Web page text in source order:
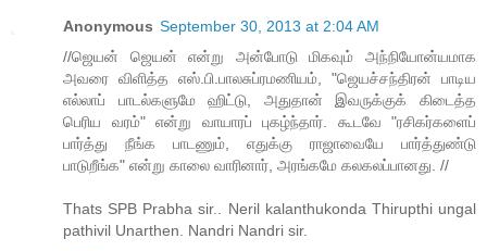
Anonymous September 30, 2013 at 2:04 AM
//ஜெயன் ஜெயன் என்று அன்போடு மிகவும் அந்நியோன்யமாக
அவரை விளித்த எஸ்.பி.பாலசுப்ரமணியம், "ஜெயச்சந்திரன் பாடிய
எல்லாப் பாடல்களுமே ஹிட்டு, அதுதான் இவருக்குக் கிடைத்த
பெரிய வரம்" என்று வாயாரப் புகழ்ந்தார். கூடவே "ரசிகர்களைப்
பார்த்து நீங்க பாடணும், எதுக்கு ராஜாவையே பார்த்துண்டு
பாடுறீங்க" என்று காலை வாரினார், அரங்கமே கலகலப்பானது. //
Thats SPB Prabha sir.. Neril kalanthukonda Thirupthi ungal
pathivil Unarthen. Nandri Nandri sir.